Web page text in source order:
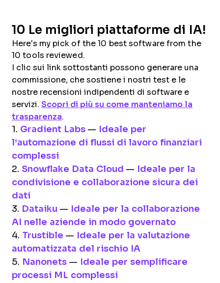
10 Le migliori piattaforme di IA!
Here's my pick of the 10 best software from the
10 tools reviewed.
I clic sui link sottostanti possono generare una
commissione, che sostiene i nostri test e le
nostre recensioni indipendenti di software e
servizi. Scopri di più su come manteniamo la
trasparenza.
1. Gradient Labs —
Ideale per
l’automazione di flussi di lavoro finanziari
complessi
2. Snowflake Data Cloud —
Ideale per la
condivisione e collaborazione sicura dei
dati
3. Dataiku —
Ideale per la collaborazione
AI nelle aziende in modo governato
4. Trustible —
Ideale per la valutazione
automatizzata del rischio IA
5. Nanonets —
Ideale per semplificare
processi ML complessi